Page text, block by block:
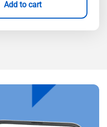
Add to cart